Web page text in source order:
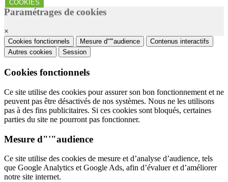
COOKIES
Paramétrages de cookies
×
Cookies fonctionnels Mesure d"'"audience
Contenus interactifs
Autres cookies
Session
Cookies fonctionnels
Ce site utilise des cookies pour assurer son bon fonctionnement et ne
peuvent pas être désactivés de nos systèmes. Nous ne les utilisons
pas à des fins publicitaires. Si ces cookies sont bloqués, certaines
parties du site ne pourront pas fonctionner.
Mesure d"'"audience
Ce site utilise des cookies de mesure et d’analyse d’audience, tels
que Google Analytics et Google Ads, afin d’évaluer et d’améliorer
notre site internet.